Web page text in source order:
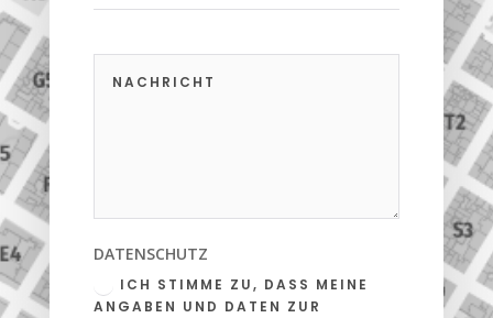
DATENSCHUTZ
ICH STIMME ZU, DASS MEINE
ANGABEN UND DATEN ZUR